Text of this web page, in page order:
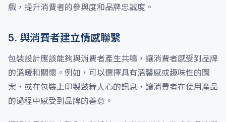
戲，提升消費者的參與度和品牌忠誠度。
5. 與消費者建立情感聯繫
包裝設計應該能夠與消費者產生共鳴，讓消費者感受到品牌
的溫暖和關懷。例如，可以選擇具有溫馨感或趣味性的圖
案，或在包裝上印製鼓舞人心的訊息，讓消費者在使用產品
的過程中感受到品牌的善意。